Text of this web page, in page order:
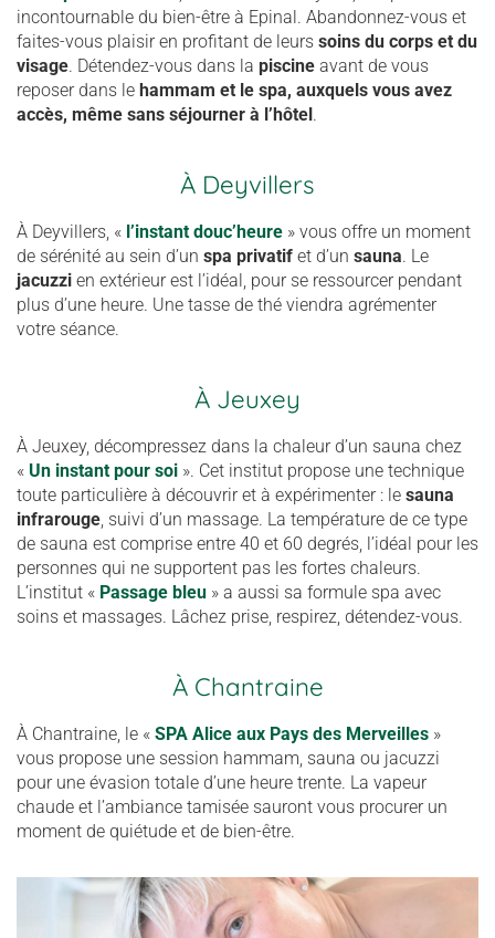
incontournable du bien-être à Epinal. Abandonnez-vous et
faites-vous plaisir en profitant de leurs soins du corps et du
visage. Détendez-vous dans la piscine avant de vous
reposer dans le hammam et le spa, auxquels vous avez
accès, même sans séjourner à l’hôtel.
À Deyvillers
À Deyvillers, « l’instant douc’heure » vous offre un moment
de sérénité au sein d’un spa privatif et d’un sauna. Le
jacuzzi en extérieur est l’idéal, pour se ressourcer pendant
plus d’une heure. Une tasse de thé viendra agrémenter
votre séance.
À Jeuxey
À Jeuxey, décompressez dans la chaleur d’un sauna chez
« Un instant pour soi ». Cet institut propose une technique
toute particulière à découvrir et à expérimenter : le sauna
infrarouge, suivi d’un massage. La température de ce type
de sauna est comprise entre 40 et 60 degrés, l’idéal pour les
personnes qui ne supportent pas les fortes chaleurs.
L’institut « Passage bleu » a aussi sa formule spa avec
soins et massages. Lâchez prise, respirez, détendez-vous.
À Chantraine
À Chantraine, le « SPA Alice aux Pays des Merveilles »
vous propose une session hammam, sauna ou jacuzzi
pour une évasion totale d’une heure trente. La vapeur
chaude et l’ambiance tamisée sauront vous procurer un
moment de quiétude et de bien-être.